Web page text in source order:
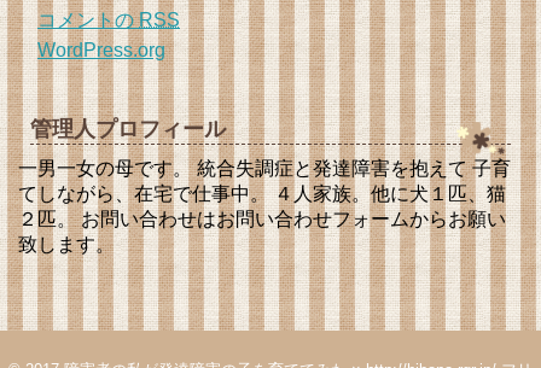
コメントのRSS
WordPress.org
管理人プロフィール
一男一女の母です。 統合失調症と発達障害を抱えて 子育
てしながら、在宅で仕事中。 ４人家族。他に犬１匹、猫
２匹。 お問い合わせはお問い合わせフォームからお願い
致します。